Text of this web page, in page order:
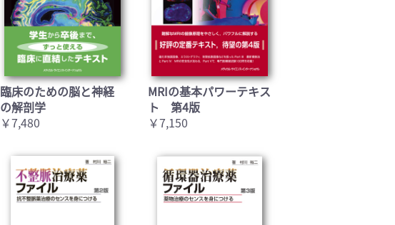
臨床のための脳と神経
の解剖学
￥7,480
MRIの基本パワーテキス
ト 第4版
￥7,150